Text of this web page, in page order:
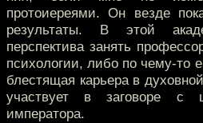
протоиереями. Он везде
результаты. В этой
перспектива занять
психологии, либо по чему-то
блестящая карьера в
участвует в заговоре с
императора.